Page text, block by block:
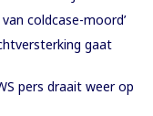
coldcase-moord’
gaat
pers draait weer op